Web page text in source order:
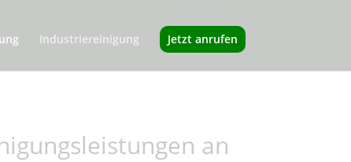
Industriereinigung Jetzt anrufen
an